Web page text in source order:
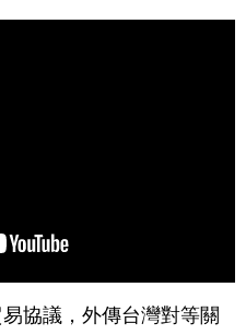
協議，外傳台灣對等關